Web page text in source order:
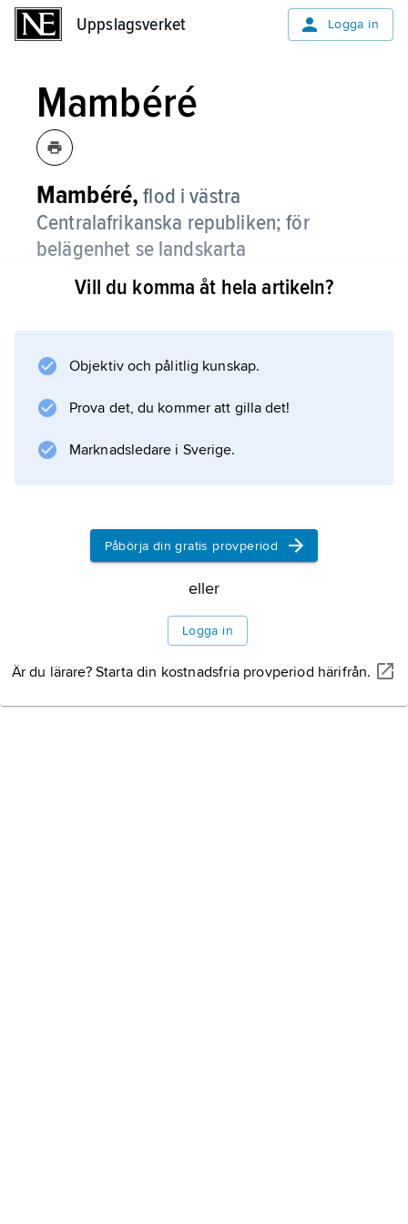
Uppslagsverket Logga in
Mambéré
Mambéré, flod i västra
Centralafrikanska republiken; för
belägenhet se landskarta
Centralafrikanska republiken
.
Vill du komma åt hela artikeln?
Objektiv och pålitlig kunskap.
Prova det, du kommer att gilla det!
Marknadsledare i Sverige.
Påbörja din gratis provperiod
eller
Logga in
Är du lärare? Starta din kostnadsfria provperiod härifrån.